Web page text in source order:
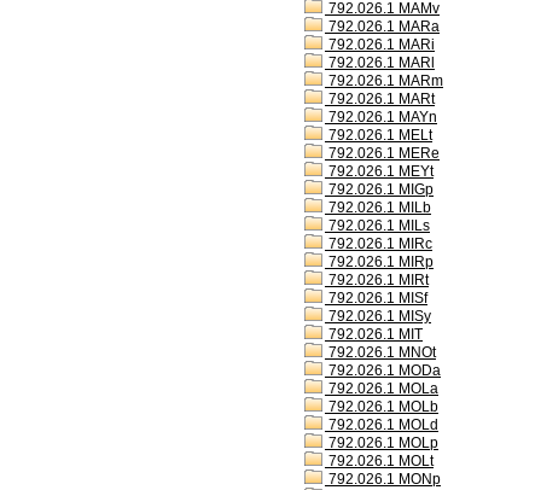
792.026.1 MAMv
792.026.1 MARa
792.026.1 MARi
792.026.1 MARl
792.026.1 MARm
792.026.1 MARt
792.026.1 MAYn
792.026.1 MELt
792.026.1 MERe
792.026.1 MEYt
792.026.1 MIGp
792.026.1 MILb
792.026.1 MILs
792.026.1 MIRc
792.026.1 MIRp
792.026.1 MIRt
792.026.1 MISf
792.026.1 MISy
792.026.1 MIT
792.026.1 MNOt
792.026.1 MODa
792.026.1 MOLa
792.026.1 MOLb
792.026.1 MOLd
792.026.1 MOLp
792.026.1 MOLt
792.026.1 MONp